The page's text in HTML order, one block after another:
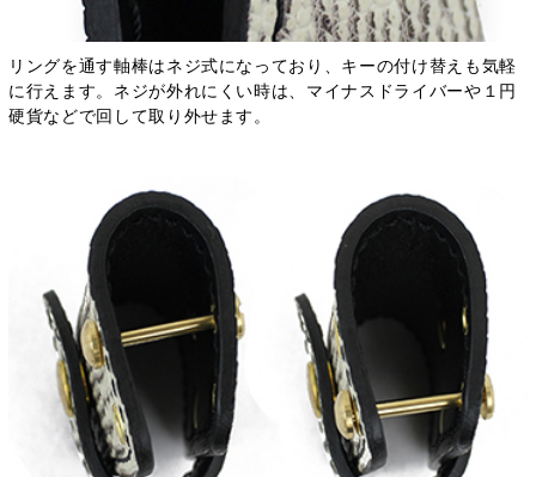
リングを通す軸棒はネジ式になっており、キーの付け替えも気軽
に行えます。ネジが外れにくい時は、マイナスドライバーや１円
硬貨などで回して取り外せます。